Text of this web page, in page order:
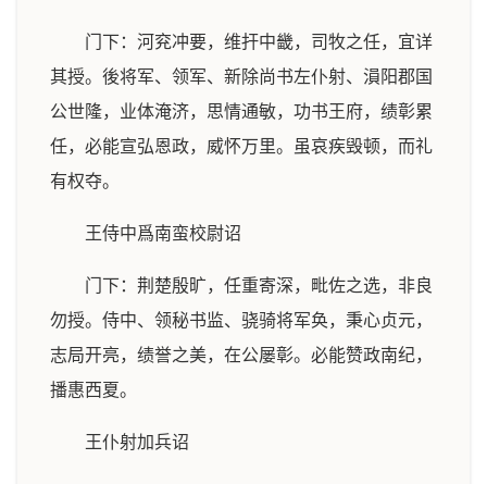
门下：河兖冲要，维扞中畿，司牧之任，宜详
其授。後将军、领军、新除尚书左仆射、溳阳郡国
公世隆，业体淹济，思情通敏，功书王府，绩彰累
任，必能宣弘恩政，威怀万里。虽哀疾毁顿，而礼
有权夺。
王侍中爲南蛮校尉诏
门下：荆楚殷旷，任重寄深，毗佐之选，非良
勿授。侍中、领秘书监、骁骑将军奂，秉心贞元，
志局开亮，绩誉之美，在公屡彰。必能赞政南纪，
播惠西夏。
王仆射加兵诏